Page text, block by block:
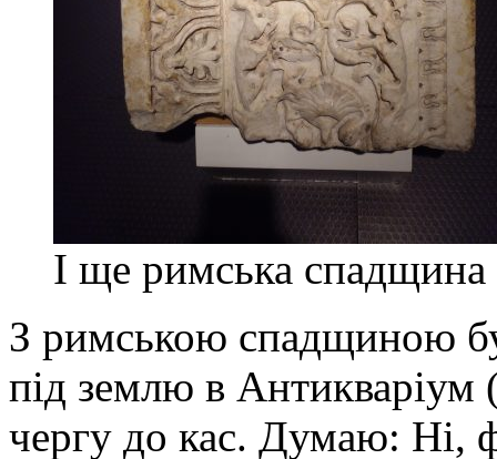
І ще римська спадщина
З римською спадщиною
під землю в Антикваріум
чергу до кас. Думаю: Ні,